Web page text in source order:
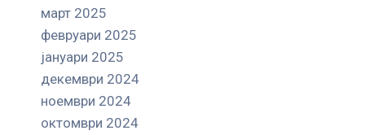
март 2025
февруари 2025
јануари 2025
декември 2024
ноември 2024
октомври 2024